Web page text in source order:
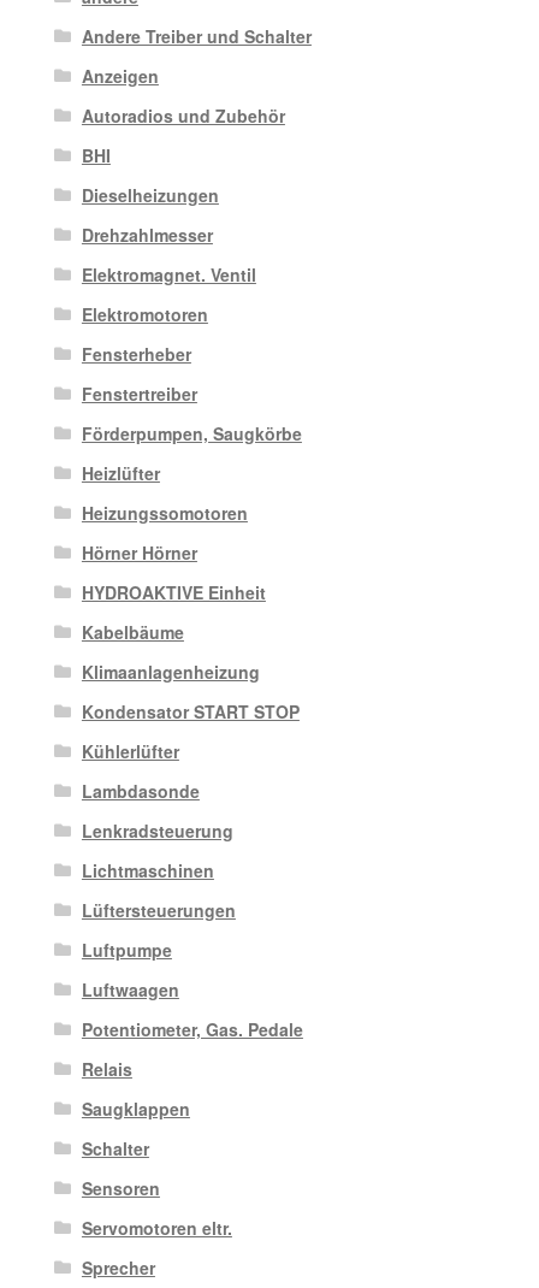
Andere Treiber und Schalter
Anzeigen
Autoradios und Zubehör
BHI
Dieselheizungen
Drehzahlmesser
Elektromagnet. Ventil
Elektromotoren
Fensterheber
Fenstertreiber
Förderpumpen, Saugkörbe
Heizlüfter
Heizungssomotoren
Hörner Hörner
HYDROAKTIVE Einheit
Kabelbäume
Klimaanlagenheizung
Kondensator START STOP
Kühlerlüfter
Lambdasonde
Lenkradsteuerung
Lichtmaschinen
Lüftersteuerungen
Luftpumpe
Luftwaagen
Potentiometer, Gas. Pedale
Relais
Saugklappen
Schalter
Sensoren
Servomotoren eltr.
Sprecher